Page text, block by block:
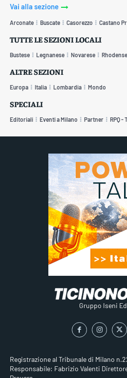
Vai alla sezione
Arconate Buscate Casorezzo Castano
TUTTE LE SEZIONI LOCALI
Bustese Legnanese Novarese Rhodense
ALTRE SEZIONI
Europa Italia Lombardia Mondo
SPECIALI
Editoriali Eventi a Milano Partner RPQ -
Gruppo Iseni
Registrazione al Tribunale di Milano
Responsabile: Fabrizio Valenti